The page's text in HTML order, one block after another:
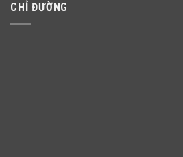
CHỈ ĐƯỜNG